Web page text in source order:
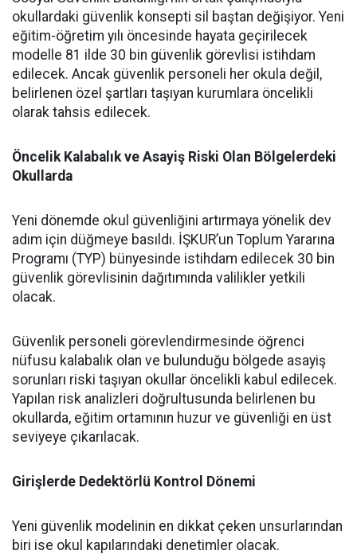
okullardaki güvenlik konsepti sil baştan değişiyor. Yeni
eğitim-öğretim yılı öncesinde hayata geçirilecek
modelle 81 ilde 30 bin güvenlik görevlisi istihdam
edilecek. Ancak güvenlik personeli her okula değil,
belirlenen özel şartları taşıyan kurumlara öncelikli
olarak tahsis edilecek.
Öncelik Kalabalık ve Asayiş Riski Olan Bölgelerdeki
Okullarda
​Yeni dönemde okul güvenliğini artırmaya yönelik dev
adım için düğmeye basıldı. İŞKUR’un Toplum Yararına
Programı (TYP) bünyesinde istihdam edilecek 30 bin
güvenlik görevlisinin dağıtımında valilikler yetkili
olacak.
​Güvenlik personeli görevlendirmesinde öğrenci
nüfusu kalabalık olan ve bulunduğu bölgede asayiş
sorunları riski taşıyan okullar öncelikli kabul edilecek.
Yapılan risk analizleri doğrultusunda belirlenen bu
okullarda, eğitim ortamının huzur ve güvenliği en üst
seviyeye çıkarılacak.
Girişlerde Dedektörlü Kontrol Dönemi
​Yeni güvenlik modelinin en dikkat çeken unsurlarından
biri ise okul kapılarındaki denetimler olacak.